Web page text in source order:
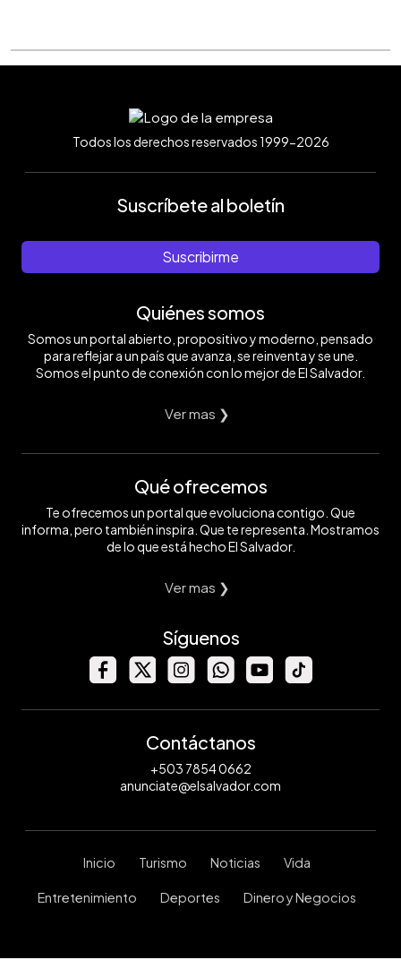
Todos los derechos reservados 1999-2026
Suscríbete al boletín
Suscribirme
Quiénes somos
Somos un portal abierto, propositivo y moderno, pensado
para reflejar a un país que avanza, se reinventa y se une.
Somos el punto de conexión con lo mejor de El Salvador.
Ver mas ❯
Qué ofrecemos
Te ofrecemos un portal que evoluciona contigo. Que
informa, pero también inspira. Que te representa. Mostramos
de lo que está hecho El Salvador.
Ver mas ❯
Síguenos
Contáctanos
+503 7854 0662
anunciate@elsalvador.com
Inicio Turismo Noticias Vida
Entretenimiento Deportes Dinero y Negocios